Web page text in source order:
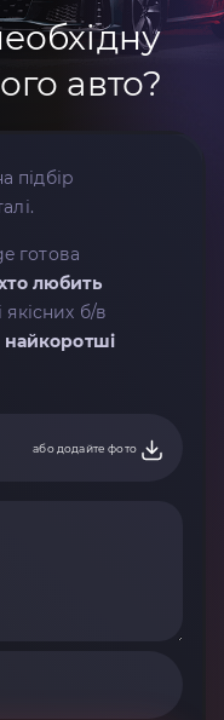
авто?
підбір
готова
любить
б/в
найкоротші
або додайте фото